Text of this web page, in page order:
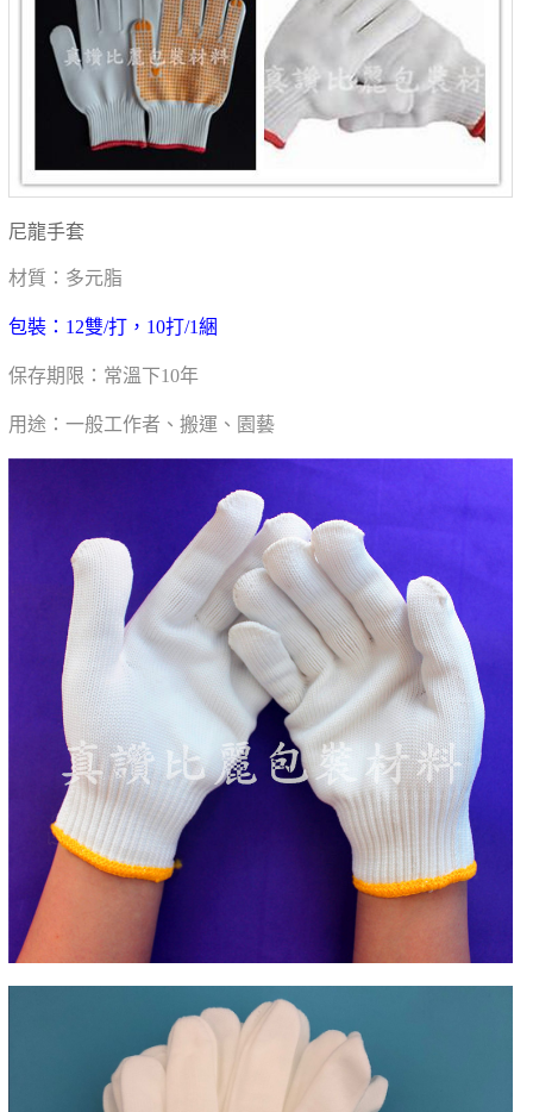
尼龍手套
材質：多元脂
包裝：12雙/打，10打/1綑
保存期限：常溫下10年
用途：一般工作者、搬運、園藝